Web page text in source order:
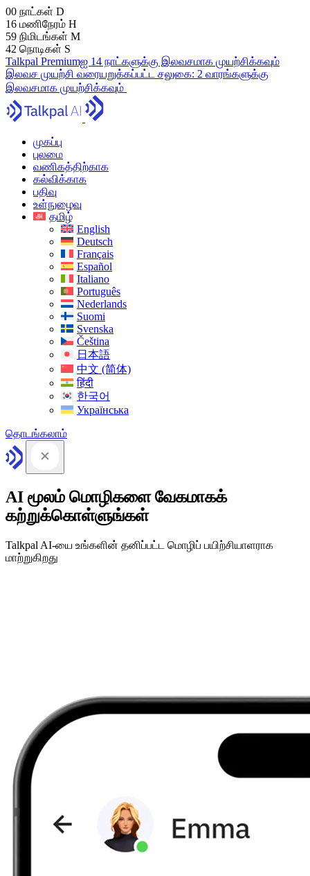
00 நாட்கள் D
16 மணிநேரம் H
59 நிமிடங்கள் M
41 நொடிகள் S
Talkpal Premiumஐ 14 நாட்களுக்கு இலவசமாக முயற்சிக்கவும்
இலவச முயற்சி வரையறுக்கப்பட்ட சலுகை: 2 வாரங்களுக்கு
இலவசமாக முயற்சிக்கவும்
முகப்பு
புலமை
வணிகத்திற்காக
கல்விக்காக
பதிவு
உள்நுழைவு
தமிழ்
English
Deutsch
Français
Español
Italiano
Português
Nederlands
Suomi
Svenska
Čeština
日本語
中文 (简体)
हिंदी
한국어
Українська
தொடங்கலாம்
AI மூலம் மொழிகளை வேகமாகக்
கற்றுக்கொள்ளுங்கள்
Talkpal AI-யை உங்களின் தனிப்பட்ட மொழிப் பயிற்சியாளராக
மாற்றுகிறது